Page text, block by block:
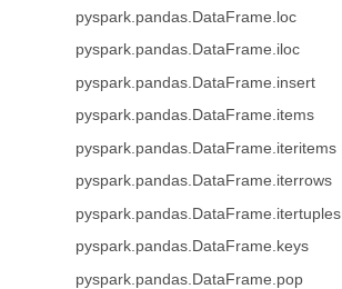
pyspark.pandas.DataFrame.loc
pyspark.pandas.DataFrame.iloc
pyspark.pandas.DataFrame.insert
pyspark.pandas.DataFrame.items
pyspark.pandas.DataFrame.iteritems
pyspark.pandas.DataFrame.iterrows
pyspark.pandas.DataFrame.itertuples
pyspark.pandas.DataFrame.keys
pyspark.pandas.DataFrame.pop